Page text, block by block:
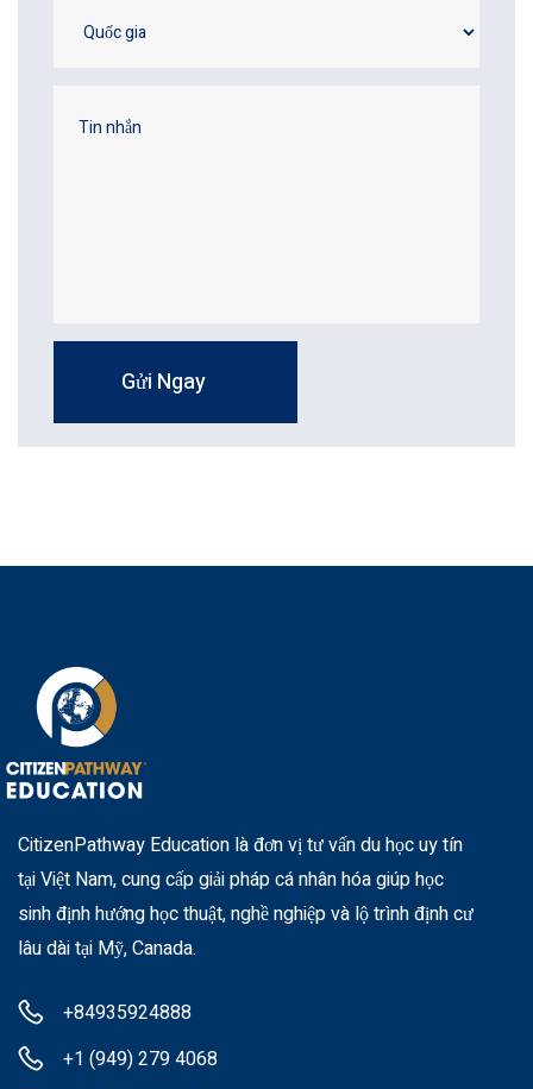
Gửi Ngay
CitizenPathway Education là đơn vị tư vấn du học uy tín
tại Việt Nam, cung cấp giải pháp cá nhân hóa giúp học
sinh định hướng học thuật, nghề nghiệp và lộ trình định cư
lâu dài tại Mỹ, Canada.
+84935924888
+1 (949) 279 4068